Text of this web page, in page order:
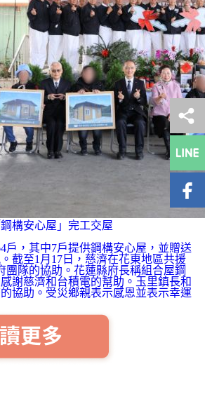
構安心屋」完工交屋
戶，其中7戶提供鋼構安心屋，並贈送
截至1月17日，慈濟在花東地區共援
團隊的協助。花蓮縣府長稱組合屋鋼
謝慈濟和台積電的幫助。玉里鎮長和
協助。受災鄉親表示感恩並表示幸運